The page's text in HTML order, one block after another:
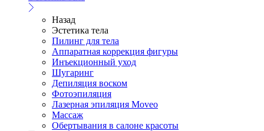
Назад
Эстетика тела
Пилинг для тела
Аппаратная коррекция фигуры
Инъекционный уход
Шугаринг
Депиляция воском
Фотоэпиляция
Лазерная эпиляция Moveo
Массаж
Обертывания в салоне красоты